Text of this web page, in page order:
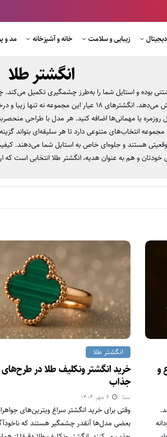
زیبایی و سلامت خانه و آشپزخانه مد و
انگشتر طلا
بوده و استایل شما را به‌طرز چشمگیری تکمیل
هستند، بلکه به راحتی با دستبند و گردنبند ست می‌شوند.
روزمره یا مهمانی‌ها اضافه کنید. هر مدل با طراحی
مجموعه انتخاب‌های متنوعی دارد تا هر سلیقه‌ای بتواند
هستند و جلوه‌ای خاص به استایل شما می‌دهند.
خودتان و هم به عنوان هدیه، انگشتر طلا انتخابی است که
و
انگشتر طلا
خرید انگشتر ونکلیف طلا در طرح‌های
جذاب
سنا ۶ مهر ۱۴۰۴
وقتی برای خرید انگشتر سراغ ویترین‌های
بعضی مدل‌ها آنقدر چشمگیر هستند که